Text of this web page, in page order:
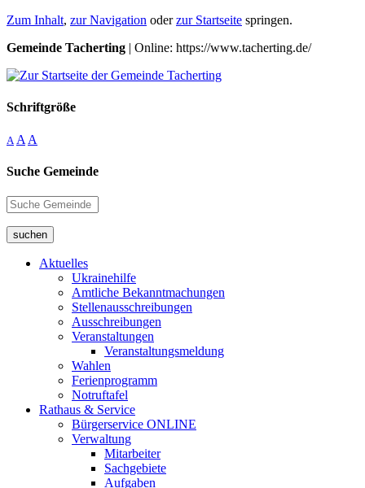
Zum Inhalt, zur Navigation oderzur Startseite springen.
Gemeinde Tacherting | Online: https://www.tacherting.de/
Schriftgröße
A A A
Suche Gemeinde
suchen
Aktuelles
Ukrainehilfe
Amtliche Bekanntmachungen
Stellenausschreibungen
Ausschreibungen
Veranstaltungen
Veranstaltungsmeldung
Wahlen
Ferienprogramm
Notruftafel
Rathaus & Service
Bürgerservice ONLINE
Verwaltung
Mitarbeiter
Sachgebiete
Aufgaben